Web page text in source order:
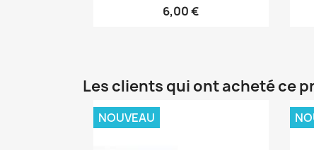
6,00 €
Les clients qui ont acheté ce
NOUVEAU